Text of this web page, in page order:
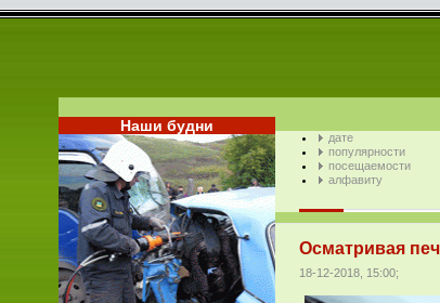
дате
популярности
посещаемости
алфавиту
Осматривая
18-12-2018, 15:00;
Наши будни